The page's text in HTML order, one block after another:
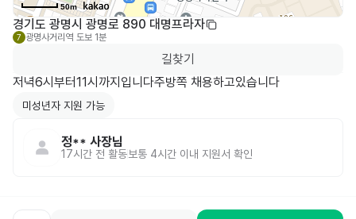
50m
경기도 광명시 광명로 890 대명프라자
7 광명사거리역 도보 1분
길찾기
저녁6시부터11시까지입니다주방쪽 채용하고있습니다
미성년자 지원 가능
정** 사장님
17시간 전 활동 보통 4시간 이내 지원서 확인